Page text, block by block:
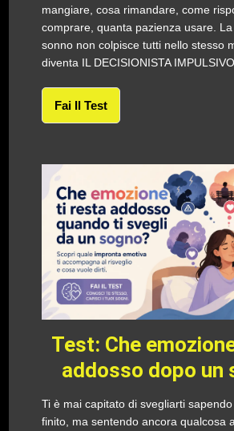
mangiare, cosa rimandare, come
comprare, quanta pazienza usare.
sonno non colpisce tutti nello stesso
diventa IL DECISIONISTA
Fai Il Test
Test: Che
addosso dopo un
Ti è mai capitato di svegliarti
finito, ma sentendo ancora qualcosa